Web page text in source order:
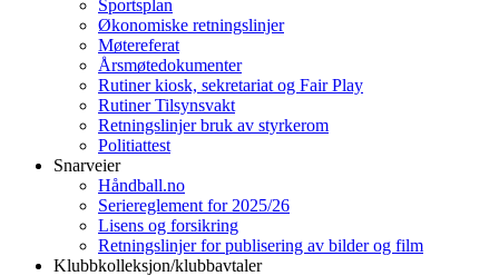
Sportsplan
Økonomiske retningslinjer
Møtereferat
Årsmøtedokumenter
Rutiner kiosk, sekretariat og Fair Play
Rutiner Tilsynsvakt
Retningslinjer bruk av styrkerom
Politiattest
Snarveier
Håndball.no
Seriereglement for 2025/26
Lisens og forsikring
Retningslinjer for publisering av bilder og film
Klubbkolleksjon/klubbavtaler